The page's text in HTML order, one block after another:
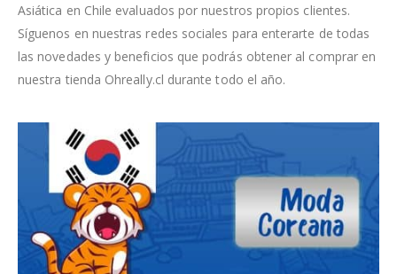
Asiática en Chile evaluados por nuestros propios clientes.
Síguenos en nuestras redes sociales para enterarte de todas
las novedades y beneficios que podrás obtener al comprar en
nuestra tienda Ohreally.cl durante todo el año.